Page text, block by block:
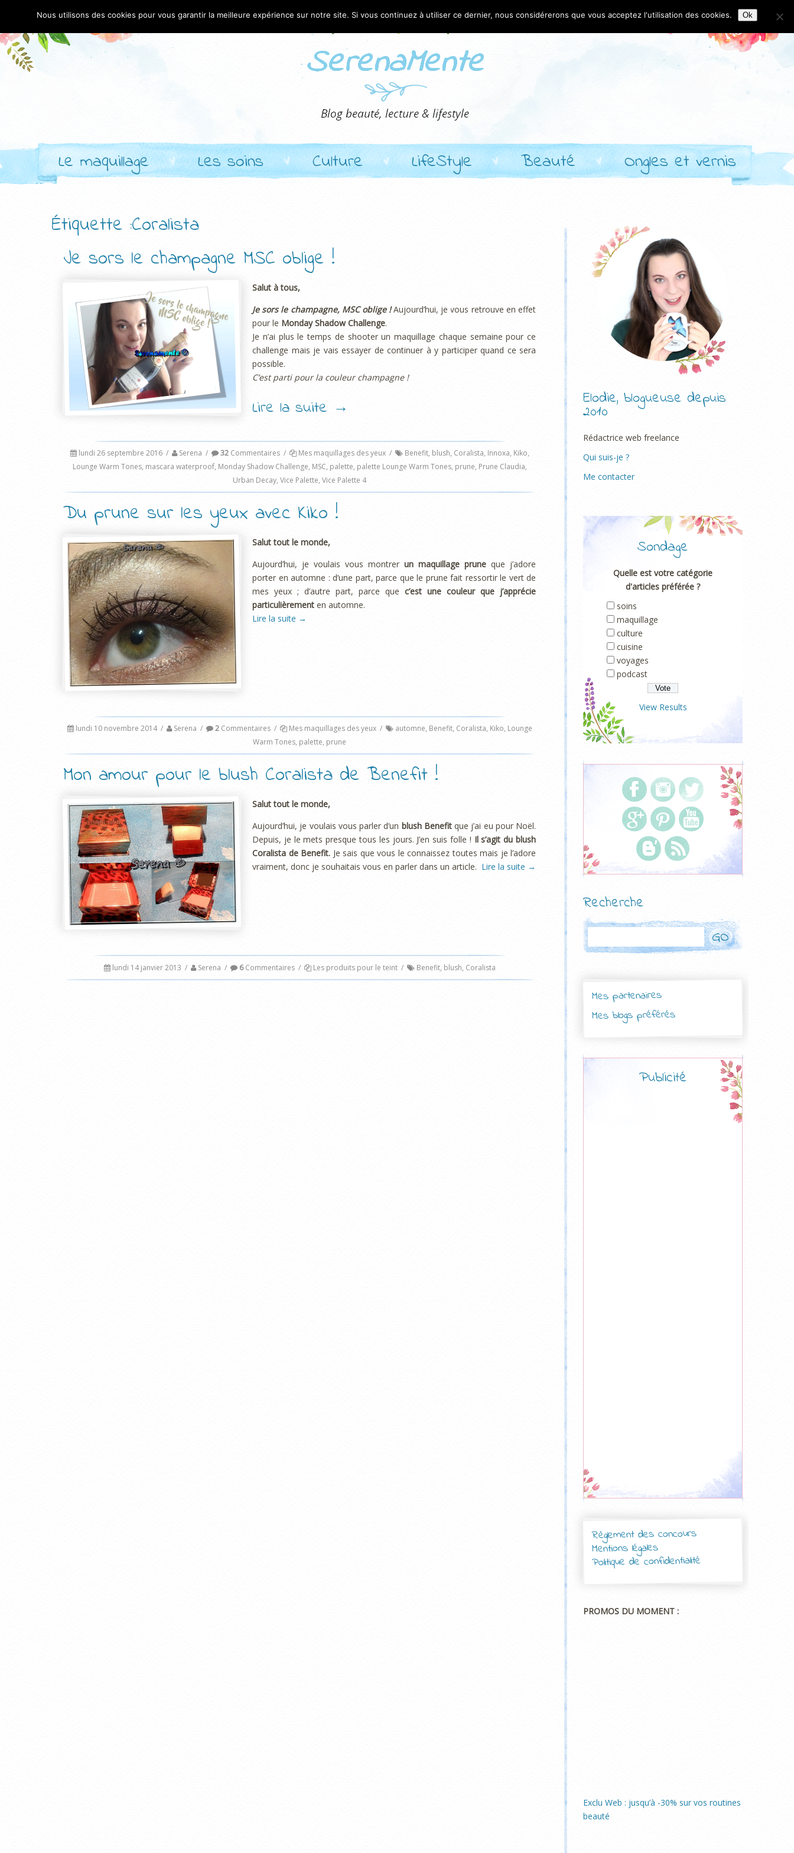
Le maquillage Les soins Culture LifeStyle Beauté Ongles et vernis
Étiquette :Coralista
Je sors le champagne MSC oblige !
Salut à tous,
Je sors le champagne, MSC oblige !Aujourd’hui, je vous retrouve en effet
pour le Monday Shadow Challenge.
Je n’ai plus le temps de shooter un maquillage chaque semaine pour ce
challenge mais je vais essayer de continuer à y participer quand ce sera
possible.
C’est parti pour la couleur champagne !
Lire la suite →
lundi 26 septembre 2016 / Serena / 32Commentaires / Mes maquillages des yeux / Benefit, blush, Coralista, Innoxa, Kiko,
Lounge Warm Tones, mascara waterproof, Monday Shadow Challenge, MSC, palette, palette Lounge Warm Tones, prune, Prune Claudia,
Urban Decay, Vice Palette, Vice Palette 4
Du prune sur les yeux avec Kiko !
Salut tout le monde,
Aujourd’hui, je voulais vous montrer un maquillage prune que j’adore
porter en automne : d’une part, parce que le prune fait ressortir le vert de
mes yeux ; d’autre part, parce que c’est une couleur que j’apprécie
particulièrement en automne.
Lire la suite →
lundi 10 novembre 2014 / Serena / 2Commentaires / Mes maquillages des yeux / automne, Benefit, Coralista, Kiko, Lounge
Warm Tones, palette, prune
Mon amour pour le blush Coralista de Benefit !
Salut tout le monde,
Aujourd’hui, je voulais vous parler d’un blush Benefitque j’ai eu pour Noël.
Depuis, je le mets presque tous les jours. J’en suis folle ! Il s’agit du blush
Coralista de Benefit. Je sais que vous le connaissez toutes mais je l’adore
vraiment, donc je souhaitais vous en parler dans un article. Lire la suite →
lundi 14 janvier 2013 / Serena / 6Commentaires / Les produits pour le teint / Benefit, blush, Coralista
Elodie, blogueuse depuis
2010
Rédactrice web freelance
Qui suis-je ?
Me contacter
Sondage
Quelle est votre catégorie
d'articles préférée ?
soins
maquillage
culture
cuisine
voyages
podcast
View Results
Recherche
Mes partenaires
Mes blogs préférés
Publicité
Règlement des concours
Mentions légales
Politique de confidentialité
PROMOS DU MOMENT :
Exclu Web : jusqu’à -30% sur vos routines
beauté
Nous utilisons des cookies pour vous garantir la meilleure expérience sur notre site. Si vous continuez à utiliser ce dernier, nous considérerons que vous acceptez l'utilisation des cookies. Ok